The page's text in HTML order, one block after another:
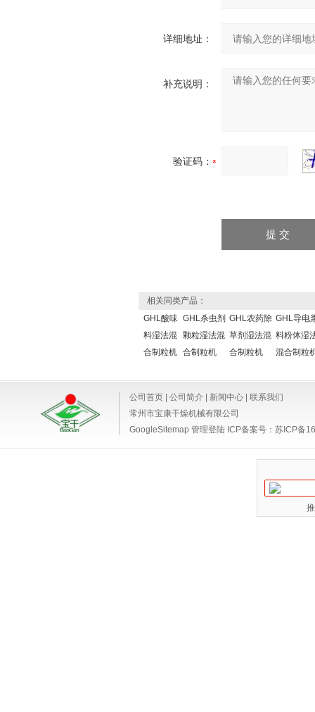
详细地址：
补充说明：
验证码：
相关同类产品：
GHL酸味
料湿法混
合制粒机
GHL杀虫剂
颗粒湿法混
合制粒机
GHL农药除
草剂湿法混
合制粒机
GHL导电
料粉体湿
混合制粒
公司首页 公司简介 新闻中心
联系我们
常州市宝康干燥机械有限公司
GoogleSitemap 管理登陆 ICP备案号： 苏ICP备